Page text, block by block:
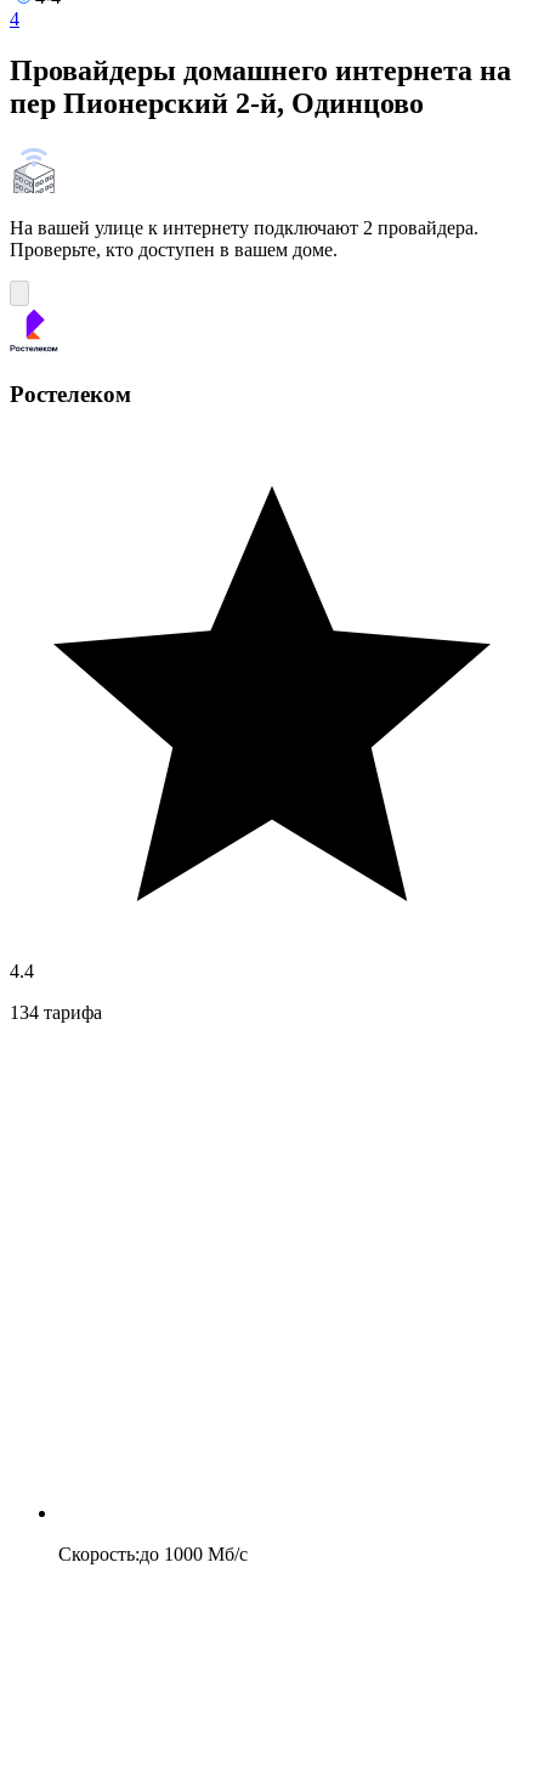
4
Провайдеры домашнего интернета на
пер Пионерский 2-й, Одинцово
На вашей улице к интернету подключают 2 провайдера.
Проверьте, кто доступен в вашем доме.
Ростелеком
4.4
134 тарифа
Скорость:до 1000 Мб/c